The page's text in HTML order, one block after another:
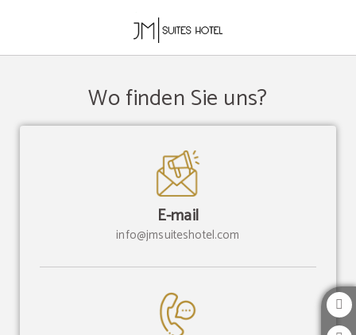
Wo finden Sie uns?
E-mail
info@jmsuiteshotel.com